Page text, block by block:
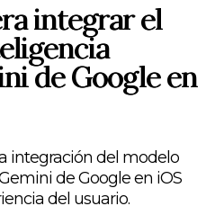
integrar el
de Google en
integración del modelo
de Google en iOS
del usuario.